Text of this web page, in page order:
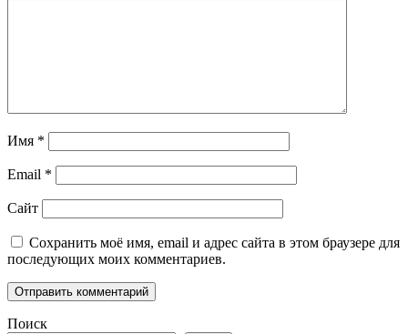
Имя *
Email *
Сайт
Сохранить моё имя, email и адрес сайта в этом браузере для
последующих моих комментариев.
Поиск